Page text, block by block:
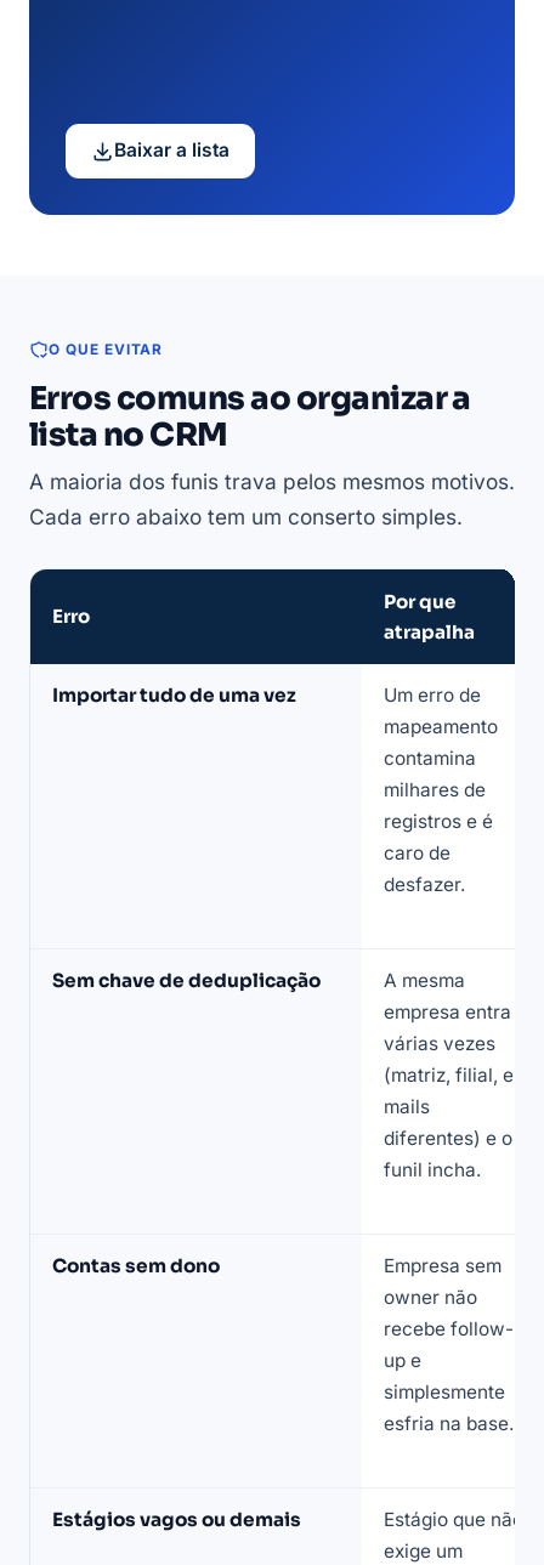
Baixar a lista
O QUE EVITAR
Erros comuns ao organizar a
lista no CRM
A maioria dos funis trava pelos mesmos motivos.
Cada erro abaixo tem um conserto simples.
comuns
Erro
Por que
atrapalha
Importar tudo de uma vez
Um erro de
mapeamento
contamina
milhares de
registros e é
caro de
desfazer.
Sem chave de deduplicação
A mesma
empresa entra
várias vezes
(matriz, filial, e-
mails
diferentes) e o
funil incha.
Contas sem dono
Empresa sem
owner não
recebe follow-
up e
simplesmente
esfria na base.
Estágios vagos ou demais
Estágio que não
exige um